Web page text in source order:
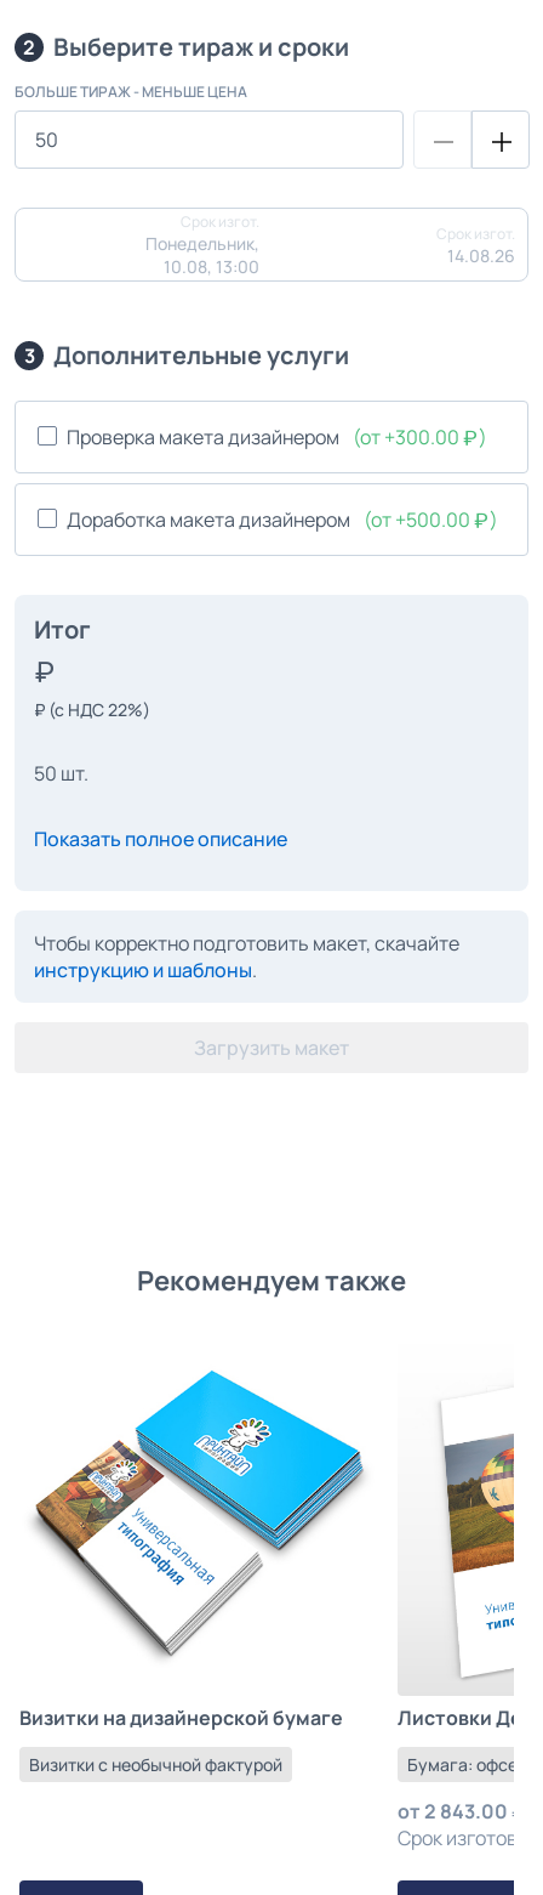
2 Выберите тираж и сроки
БОЛЬШЕ ТИРАЖ - МЕНЬШЕ ЦЕНА
Срок изгот.
Понедельник,
10.08, 13:00
Срок изгот.
14.08.26
3 Дополнительные услуги
Проверка макета дизайнером (от +300.00 )
Доработка макета дизайнером (от +500.00 )
Итог
₽ (с НДС 22%)
50 шт.
Показать полное описание
Чтобы корректно подготовить макет, скачайте
инструкцию и шаблоны.
Загрузить макет
Рекомендуем также
Визитки на дизайнерской бумаге
Визитки с необычной фактурой
Листовки
Бумага:
от2 843.00
Срок